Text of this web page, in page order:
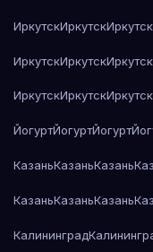
ИркутскИркутскИркутск
ИркутскИркутскИркутск
ИркутскИркутскИркутск
ЙогуртЙогуртЙогурт
КазаньКазаньКазань
КазаньКазаньКазань
Калининград